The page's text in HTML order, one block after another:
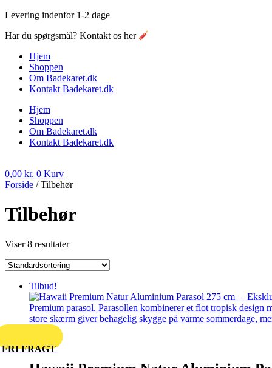
Levering indenfor 1-2 dage
Har du spørgsmål? Kontakt os her
Hjem
Shoppen
Om Badekaret.dk
Kontakt Badekaret.dk
Hjem
Shoppen
Om Badekaret.dk
Kontakt Badekaret.dk
0,00 kr. 0 Kurv
Forside / Tilbehør
Tilbehør
Viser 8 resultater
Tilbud!
FRAGT